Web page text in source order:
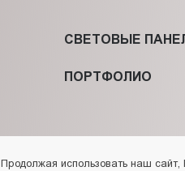
СВЕТОВЫЕ
ПОРТФОЛИО
Продолжая использовать наш